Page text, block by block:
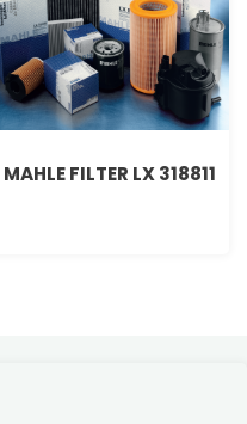
MAHLE FILTER LX 318811